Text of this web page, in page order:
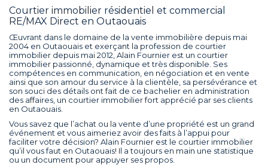
Courtier immobilier résidentiel et commercial
RE/MAX Direct en Outaouais
Œuvrant dans le domaine de la vente immobilière depuis mai
2004 en Outaouais et exerçant la profession de courtier
immobilier depuis mai 2012, Alain Fournier est un courtier
immobilier passionné, dynamique et très disponible. Ses
compétences en communication, en négociation et en vente
ainsi que son amour du service à la clientèle, sa persévérance et
son souci des détails ont fait de ce bachelier en administration
des affaires, un courtier immobilier fort apprécié par ses clients
en Outaouais.
Vous savez que l’achat ou la vente d’une propriété est un grand
événement et vous aimeriez avoir des faits à l’appui pour
faciliter votre décision? Alain Fournier est le courtier immobilier
qu’il vous faut en Outaouais! Il a toujours en main une statistique
ou un document pour appuyer ses propos.